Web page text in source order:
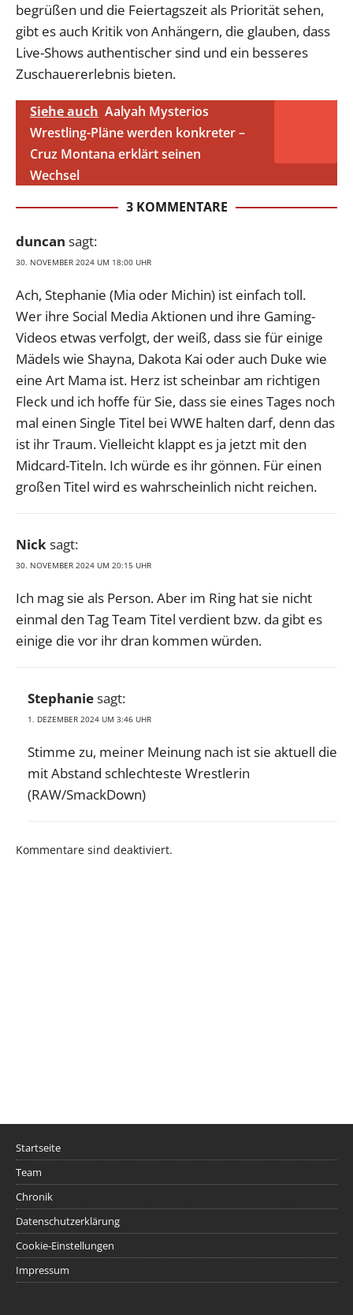
begrüßen und die Feiertagszeit als Priorität sehen,
gibt es auch Kritik von Anhängern, die glauben, dass
Live-Shows authentischer sind und ein besseres
Zuschauererlebnis bieten.
Siehe auch Aalyah Mysterios
Wrestling-Pläne werden konkreter –
Cruz Montana erklärt seinen
Wechsel
3 KOMMENTARE
duncan sagt:
30. NOVEMBER 2024 UM 18:00 UHR
Ach, Stephanie (Mia oder Michin) ist einfach toll.
Wer ihre Social Media Aktionen und ihre Gaming-
Videos etwas verfolgt, der weiß, dass sie für einige
Mädels wie Shayna, Dakota Kai oder auch Duke wie
eine Art Mama ist. Herz ist scheinbar am richtigen
Fleck und ich hoffe für Sie, dass sie eines Tages noch
mal einen Single Titel bei WWE halten darf, denn das
ist ihr Traum. Vielleicht klappt es ja jetzt mit den
Midcard-Titeln. Ich würde es ihr gönnen. Für einen
großen Titel wird es wahrscheinlich nicht reichen.
Nicksagt:
30. NOVEMBER 2024 UM 20:15 UHR
Ich mag sie als Person. Aber im Ring hat sie nicht
einmal den Tag Team Titel verdient bzw. da gibt es
einige die vor ihr dran kommen würden.
Stephaniesagt:
1. DEZEMBER 2024 UM 3:46 UHR
Stimme zu, meiner Meinung nach ist sie aktuell die
mit Abstand schlechteste Wrestlerin
(RAW/SmackDown)
Kommentare sind deaktiviert.
Startseite
Team
Chronik
Datenschutzerklärung
Cookie-Einstellungen
Impressum